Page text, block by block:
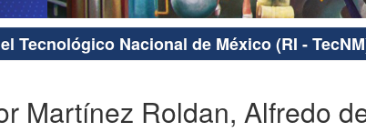
Tecnológico Nacional de México (RI -
Martínez Roldan, Alfredo